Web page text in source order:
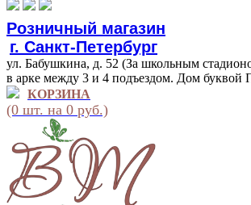
Розничный магазин
г. Санкт-Петербург
ул. Бабушкина, д. 52 (За школьным
в арке между 3 и 4 подъездом. Дом буквой
КОРЗИНА
(0 шт. на 0 руб.)